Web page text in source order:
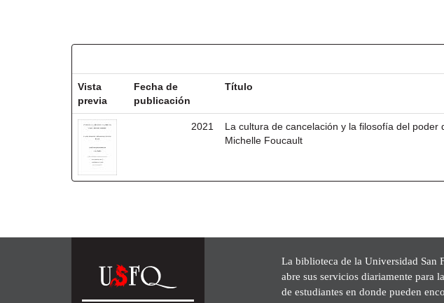
Vista
previa
Fecha de
publicación
Título
2021
La cultura de cancelación y la filosofía del poder
Michelle Foucault
La biblioteca de la Universidad San
abre sus servicios diariamente para
de estudiantes en donde pueden